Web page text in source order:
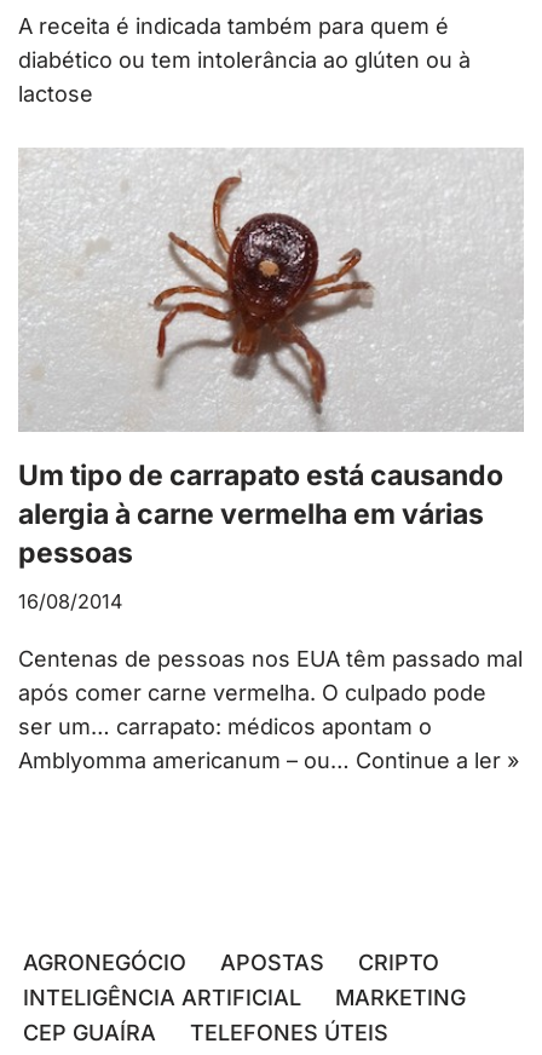
A receita é indicada também para quem é
diabético ou tem intolerância ao glúten ou à
lactose
Um tipo de carrapato está causando
alergia à carne vermelha em várias
pessoas
16/08/2014
Centenas de pessoas nos EUA têm passado mal
após comer carne vermelha. O culpado pode
ser um… carrapato: médicos apontam o
Amblyomma americanum – ou… Continue a ler »
AGRONEGÓCIO APOSTAS
CRIPTO
INTELIGÊNCIA ARTIFICIAL
MARKETING
CEP GUAÍRA
TELEFONES ÚTEIS